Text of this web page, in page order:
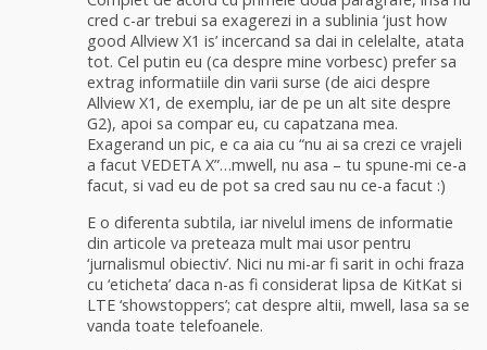
cred c-ar trebui sa exagerezi in a sublinia ‘just how
good Allview X1 is’ incercand sa dai in celelalte, atata
tot. Cel putin eu (ca despre mine vorbesc) prefer sa
extrag informatiile din varii surse (de aici despre
Allview X1, de exemplu, iar de pe un alt site despre
G2), apoi sa compar eu, cu capatzana mea.
Exagerand un pic, e ca aia cu “nu ai sa crezi ce vrajeli
a facut VEDETA X”…mwell, nu asa – tu spune-mi ce-a
facut, si vad eu de pot sa cred sau nu ce-a facut :)
E o diferenta subtila, iar nivelul imens de informatie
din articole va preteaza mult mai usor pentru
‘jurnalismul obiectiv’. Nici nu mi-ar fi sarit in ochi fraza
cu ‘eticheta’ daca n-as fi considerat lipsa de KitKat si
LTE ‘showstoppers’; cat despre altii, mwell, lasa sa se
vanda toate telefoanele.